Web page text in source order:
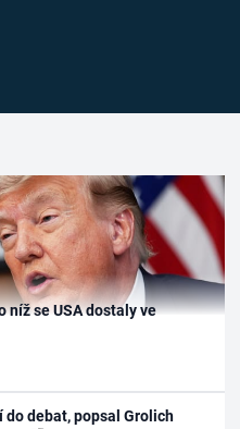
níž se USA dostaly ve
debat, popsal Grolich